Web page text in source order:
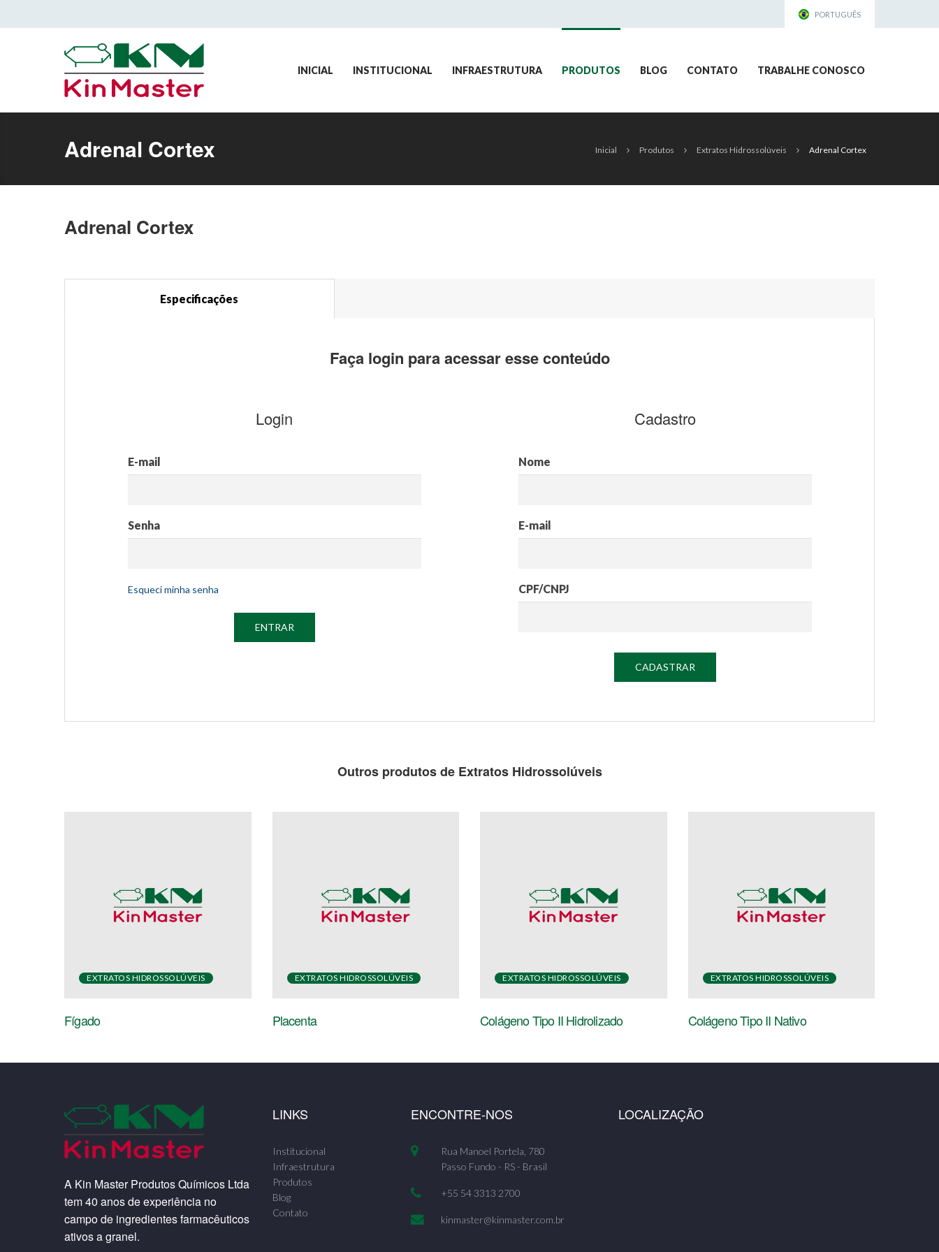
PORTUGUÊS
ESPAÑOL
INICIAL INSTITUCIONAL INFRAESTRUTURA PRODUTOS BLOG CONTATO TRABALHE CONOSCO
Adrenal Cortex Inicial Produtos Extratos Hidrossolúveis Adrenal Cortex
Adrenal Cortex
Especificações
Faça login para acessar esse conteúdo
Login
E-mail
Senha
Esqueci minha senha
Cadastro
Nome
E-mail
CPF/CNPJ
Outros produtos de Extratos Hidrossolúveis
EXTRATOS HIDROSSOLÚVEIS
Fígado
EXTRATOS HIDROSSOLÚVEIS
Placenta
EXTRATOS HIDROSSOLÚVEIS
Colágeno Tipo II Hidrolizado
EXTRATOS HIDROSSOLÚVEIS
Colágeno Tipo II Nativo
A Kin Master Produtos Químicos Ltda
tem 40 anos de experiência no
campo de ingredientes farmacêuticos
ativos a granel.
LINKS
Institucional
Infraestrutura
Produtos
Blog
Contato
ENCONTRE-NOS
Rua Manoel Portela, 780
Passo Fundo - RS - Brasil
+55 54 3313 2700
kinmaster@kinmaster.com.br
LOCALIZAÇÃO